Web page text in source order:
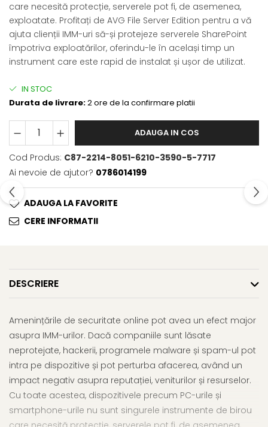
care necesită protecție, serverele pot fi, de asemenea,
exploatate. Profitați de AVG File Server Edition pentru a vă
ajuta clienții IMM-uri să-și protejeze serverele SharePoint
împotriva exploatărilor, oferindu-le în același timp un
instrument care este rapid de instalat și ușor de utilizat.
IN STOC
Durata de livrare:2 ore de la confirmare platii
ADAUGA IN COS
Cod Produs: C87-2214-8051-6210-3590-5-7717
Ai nevoie de ajutor? 0786014199
ADAUGA LA FAVORITE
CERE INFORMATII
DESCRIERE
Amenințările de securitate online pot avea un efect major
asupra IMM-urilor. Dacă companiile sunt lăsate
neprotejate, hackerii, programele malware și spam-ul pot
intra pe dispozitive și pot perturba afacerea, având un
impact negativ asupra reputației, veniturilor și resurselor.
Cu toate acestea, dispozitivele precum PC-urile și
smartphone-urile nu sunt singurele instrumente de birou